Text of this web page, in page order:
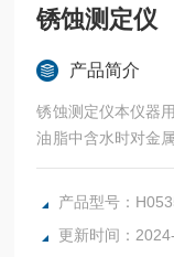
锈蚀测定仪
产品简介
锈蚀测定仪本仪器
油脂中含水时对金
试验。
产品型号：
更新时间：